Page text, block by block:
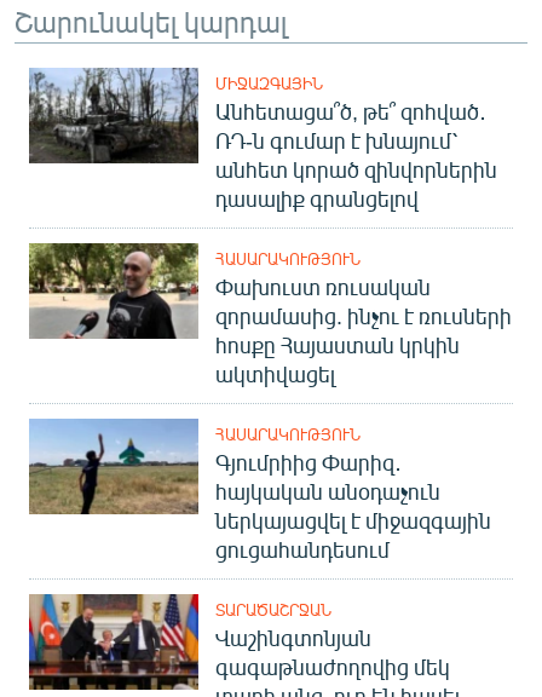
Շարունակել կարդալ
ՄԻՋԱԶԳԱՅԻՆ
Անհետացա՞ծ, թե՞ զոհված․
ՌԴ-ն գումար է խնայում՝
անհետ կորած զինվորներին
դասալիք գրանցելով
ՀԱՍԱՐԱԿՈՒԹՅՈՒՆ
Փախուստ ռուսական
զորամասից. ինչու է ռուսների
հոսքը Հայաստան կրկին
ակտիվացել
ՀԱՍԱՐԱԿՈՒԹՅՈՒՆ
Գյումրիից Փարիզ․
հայկական անօդաչուն
ներկայացվել է միջազգային
ցուցահանդեսում
ՏԱՐԱԾԱՇՐՋԱՆ
Վաշինգտոնյան
գագաթնաժողովից մեկ